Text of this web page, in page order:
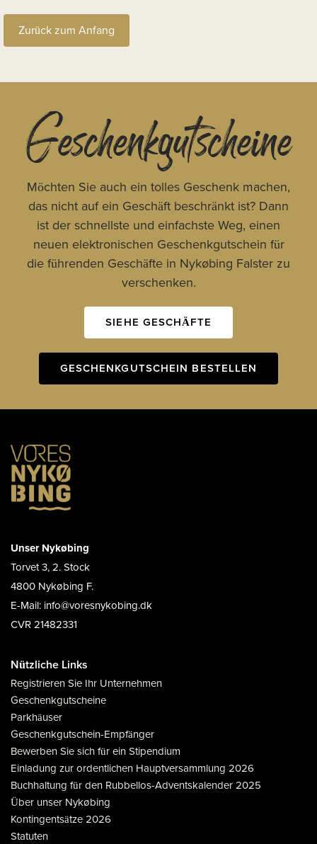
Zurück zum Anfang
Geschenkgutscheine
Möchten Sie auch ein tolles Geschenk machen,
das nicht auf ein Geschäft beschränkt ist? Dann
ist der schnellste und einfachste Weg, einen
neuen elektronischen Geschenkgutschein für
die führenden Geschäfte in Nykøbing Falster zu
verschenken.
SIEHE GESCHÄFTE
GESCHENKGUTSCHEIN BESTELLEN
Unser Nykøbing
Torvet 3, 2. Stock
4800 Nykøbing F.
E-Mail: info@voresnykobing.dk
CVR 21482331
Nützliche Links
Registrieren Sie Ihr Unternehmen
Geschenkgutscheine
Parkhäuser
Geschenkgutschein-Empfänger
Bewerben Sie sich für ein Stipendium
Einladung zur ordentlichen Hauptversammlung 2026
Buchhaltung für den Rubbellos-Adventskalender 2025
Über unser Nykøbing
Kontingentsätze 2026
Statuten